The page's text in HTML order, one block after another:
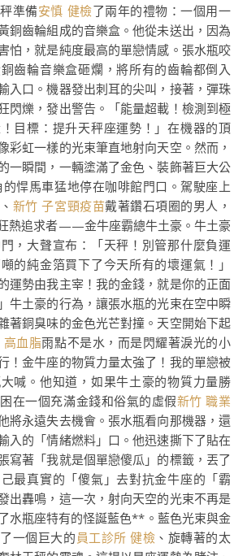
準備安慎 健檢了兩年的禮物：一個用一
銅齒輪組成的音樂盒。他從未送出，因為
怕，就是純度最高的單戀情感。張水瓶咬
齒輪音樂盒砸爛，將所有的齒輪都倒入
入口。機器發出刺耳的尖叫，接著，彈珠
閃爍，發出警告。「能量超載！檢測到極
目標：提升天秤座運勢！」在機器的頂
彩虹一樣的光束筆直地射向天空。然而，
一瞬間，一輛塗滿了金色、裝飾著巨大公
的悍馬車猛地停在咖啡館門口。駕駛座上
新竹 子宮頸疫苗戴著鑽石項圈的男人，
熱追求者——金牛座霸總牛土豪。牛土豪
，大聲宣布：「天秤！別管那什麼負運
的純金箔買下了今天所有的壞運氣！」
運勢由我主宰！我的金錢，就是你的正面
牛土豪的行為，讓張水瓶的光束在空中瞬
著銅臭味的金色光芒對撞。天空開始下起
高血脂雨點不是水，而是閃耀著淚光的小
！金牛座的物質力量太強了！我的單戀被
喊。他知道，如果牛土豪的物質力量勝
在一個充滿金錢和俗氣的虛假新竹 職業
將永遠失去機會。張水瓶看向那機器，還
入的「情緒燃料」口。他迅速撕下了貼在
寫著「我就是個單戀傻瓜」的標籤，丟了
最真實的「傻氣」去對抗金牛座的「霸
出轟鳴，這一次，射向天空的光束不再是
水瓶座特有的怪誕藍色**。藍色光束與金
一個巨大的 員工診所 健檢 、旋轉著的太